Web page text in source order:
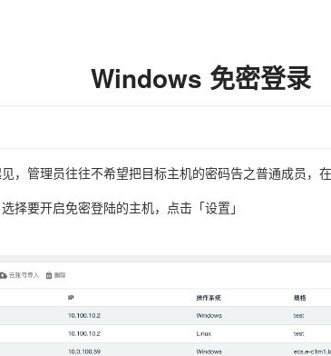
Windows 免密登录
，管理员往往不希望把目标主机的密码告之普通成员，
择要开启免密登陆的主机，点击「设置」